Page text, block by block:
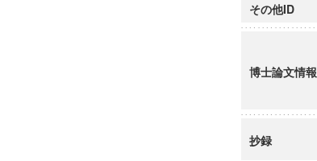
その他ID
博士論文情報
抄録